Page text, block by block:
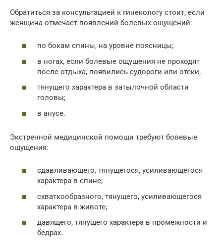
Обратиться за консультацией к гинекологу стоит, если
женщина отмечает появлений болевых ощущений:
по бокам спины, на уровне поясницы;
в ногах, если болевые ощущения не проходят
после отдыха, появились судороги или отеки;
тянущего характера в затылочной области
головы;
в анусе.
Экстренной медицинской помощи требуют болевые
ощущения:
сдавливающего, тянущегося, усиливающегося
характера в спине;
схваткообразного, тянущего, усиливающегося
характера в животе;
давящего, тянущего характера в промежности и
бедрах.